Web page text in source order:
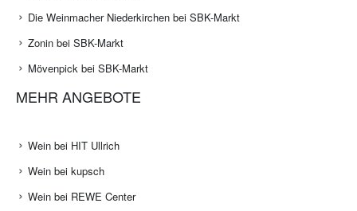
Die Weinmacher Niederkirchen bei SBK-Markt
Zonin bei SBK-Markt
Mövenpick bei SBK-Markt
MEHR ANGEBOTE
Wein bei HIT Ullrich
Wein bei kupsch
Wein bei REWE Center